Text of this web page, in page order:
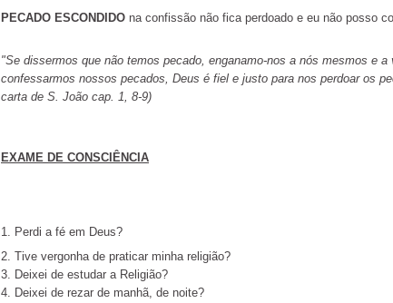
PECADO ESCONDIDO na confissão não fica perdoado e eu não posso
"Se dissermos que não temos pecado, enganamo-nos a nós mesmos e
confessarmos nossos pecados, Deus é fiel e justo para nos perdoar os
carta de S. João cap. 1, 8-9)
EXAME DE CONSCIÊNCIA
1. Perdi a fé em Deus?
2. Tive vergonha de praticar minha religião?
3. Deixei de estudar a Religião?
4. Deixei de rezar de manhã, de noite?